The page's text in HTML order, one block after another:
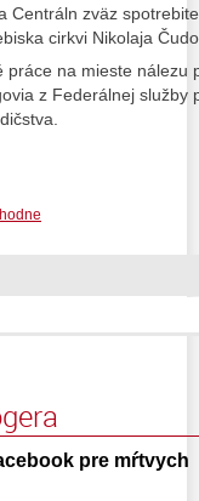
Centráln zväz
cirkvi Nikolaja
na mieste nálezu
z Federálnej služby
pre mŕtvych